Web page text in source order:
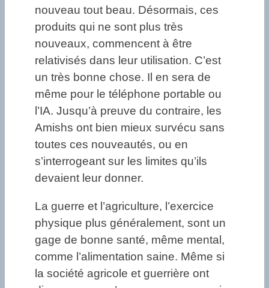
nouveau tout beau. Désormais, ces
produits qui ne sont plus très
nouveaux, commencent à être
relativisés dans leur utilisation. C’est
un très bonne chose. Il en sera de
même pour le téléphone portable ou
l’IA. Jusqu’à preuve du contraire, les
Amishs ont bien mieux survécu sans
toutes ces nouveautés, ou en
s’interrogeant sur les limites qu’ils
devaient leur donner.
La guerre et l’agriculture, l’exercice
physique plus généralement, sont un
gage de bonne santé, même mental,
comme l’alimentation saine. Même si
la société agricole et guerrière ont